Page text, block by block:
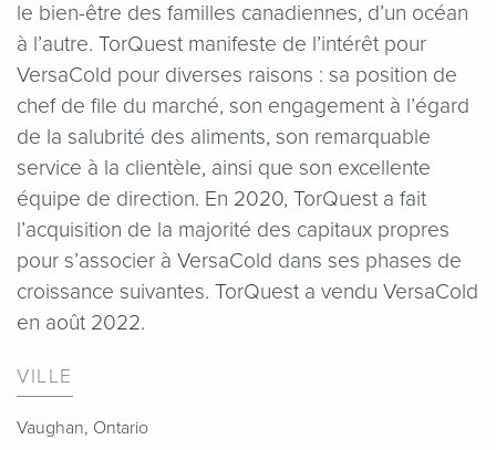
le bien-être des familles canadiennes, d’un océan
à l’autre. TorQuest manifeste de l’intérêt pour
VersaCold pour diverses raisons : sa position de
chef de file du marché, son engagement à l’égard
de la salubrité des aliments, son remarquable
service à la clientèle, ainsi que son excellente
équipe de direction. En 2020, TorQuest a fait
l’acquisition de la majorité des capitaux propres
pour s’associer à VersaCold dans ses phases de
croissance suivantes. TorQuest a vendu VersaCold
en août 2022.
VILLE
Vaughan, Ontario